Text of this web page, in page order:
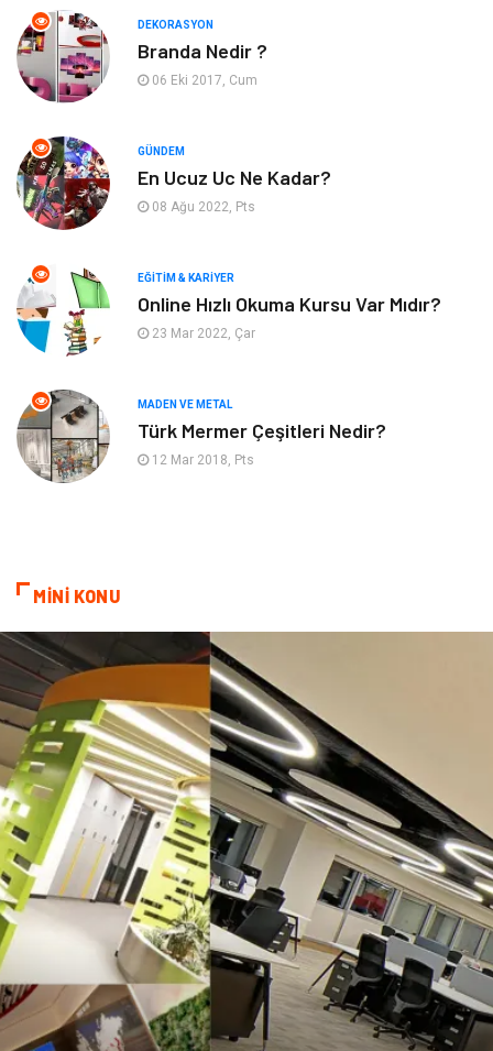
Bahçe Ev Maden ve Metal
Organizasyon Plastik
Emlak
Finans & Ekonomi
Endüstriyel Ürünler
Aksesuar
Nakliyat
Kiralama Servisleri Markalar
Çadır Kına Gecesi
Spor Malzemeleri Basın Yayın
Moda İthalat İhracat
Bakım
DEKORASYON
Branda Nedir ?
06 Eki 2017, Cum
GÜNDEM
En Ucuz Uc Ne Kadar?
08 Ağu 2022, Pts
EĞITIM & KARIYER
Online Hızlı Okuma Kursu Var Mıdır?
23 Mar 2022, Çar
MADEN VE METAL
Türk Mermer Çeşitleri Nedir?
12 Mar 2018, Pts
MİNİ KONU